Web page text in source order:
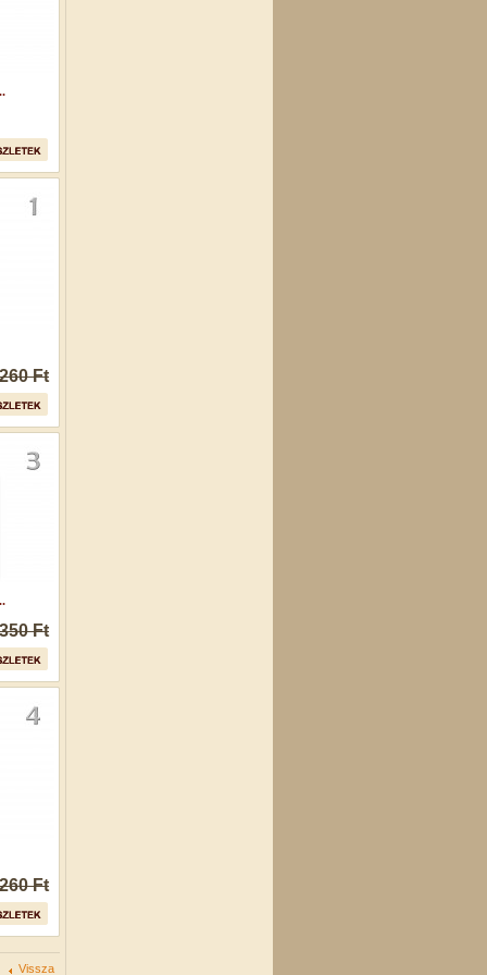
260 Ft
350 Ft
260 Ft
Vissza